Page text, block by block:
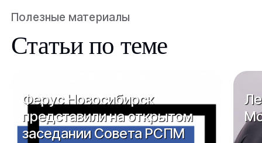
Полезные материалы
Статьи по теме
Ферус Новосибирск
представили на открытом
заседании Совета РСПМ